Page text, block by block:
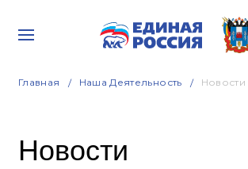
Главная Наша Деятельность Новости
Новости